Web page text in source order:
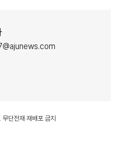
단전재·재배포 금지